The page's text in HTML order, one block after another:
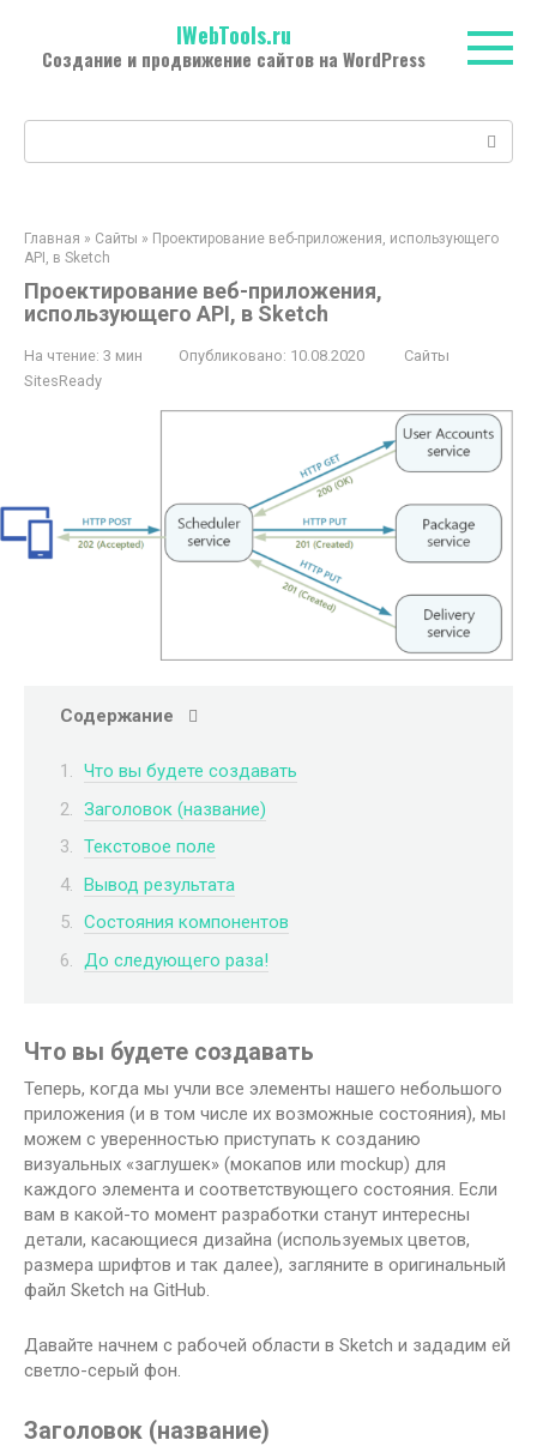
контенту
IWebTools.ru
Создание и продвижение сайтов на WordPress
Поиск:
Главная » Сайты » Проектирование веб-приложения, использующего
API, в Sketch
Проектирование веб-приложения,
использующего API, в Sketch
На чтение: 3 мин Опубликовано: 10.08.2020
Сайты
SitesReady
Содержание
Что вы будете создавать
Заголовок (название)
Текстовое поле
Вывод результата
Состояния компонентов
До следующего раза!
Что вы будете создавать
Теперь, когда мы учли все элементы нашего небольшого
приложения (и в том числе их возможные состояния), мы
можем с уверенностью приступать к созданию
визуальных «заглушек» (мокапов или mockup) для
каждого элемента и соответствующего состояния. Если
вам в какой-то момент разработки станут интересны
детали, касающиеся дизайна (используемых цветов,
размера шрифтов и так далее), загляните в оригинальный
файл Sketch на GitHub.
Давайте начнем с рабочей области в Sketch и зададим ей
светло-серый фон.
Заголовок (название)